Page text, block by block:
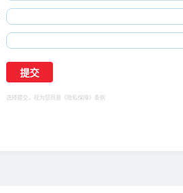
选择提交，视为您同意 《隐私保障》 条例